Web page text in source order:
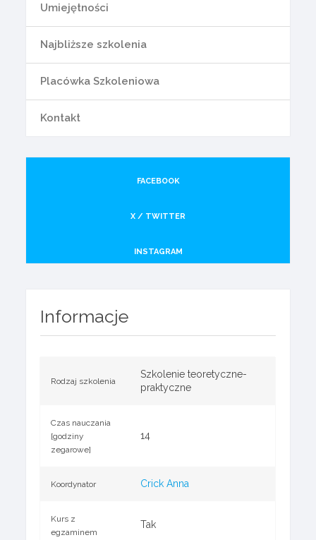
Umiejętności
Najbliższe szkolenia
Placówka Szkoleniowa
Kontakt
FACEBOOK
X / TWITTER
INSTAGRAM
Informacje
Rodzaj szkolenia
Szkolenie teoretyczne-
praktyczne
Czas nauczania
[godziny
zegarowe]
14
Koordynator Crick Anna
Kurs z
egzaminem
Tak